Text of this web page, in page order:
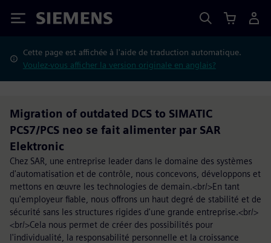
Siemens
Cette page est affichée à l'aide de traduction automatique.
Voulez-vous afficher la version originale en anglais?
Migration of outdated DCS to SIMATIC
PCS7/PCS neo se fait alimenter par SAR
Elektronic
Chez SAR, une entreprise leader dans le domaine des systèmes
d'automatisation et de contrôle, nous concevons, développons et
mettons en œuvre les technologies de demain.<br/>En tant
qu'employeur fiable, nous offrons un haut degré de stabilité et de
sécurité sans les structures rigides d'une grande entreprise.<br/>
<br/>Cela nous permet de créer des possibilités pour
l'individualité, la responsabilité personnelle et la croissance